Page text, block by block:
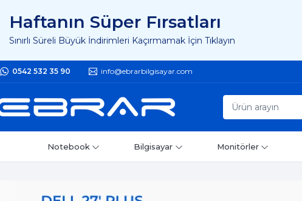
Haftanın Süper Fırsatları
Sınırlı Süreli Büyük İndirimleri Kaçırmamak İçin Tıklayın
0542 532 35 90 info@ebrarbilgisayar.com
Notebook Bilgisayar Monitörler